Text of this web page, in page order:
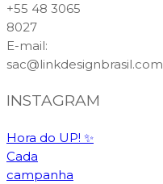
+55 48 3065
8027
E-mail:
sac@linkdesignbrasil.com
INSTAGRAM
Hora do UP! ✨️
Cada
campanha